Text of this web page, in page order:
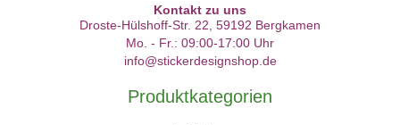
Kontakt zu uns
Droste-Hülshoff-Str. 22, 59192 Bergkamen
Mo. - Fr.: 09:00-17:00 Uhr
info@stickerdesignshop.de
Produktkategorien